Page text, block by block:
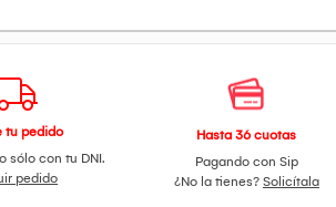
tu pedido
sólo con tu DNI.
pedido
Hasta 36 cuotas
Pagando con Sip
¿No la tienes? Solicítala